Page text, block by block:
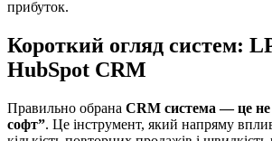
прибуток.
Короткий огляд систем:
HubSpot CRM
Правильно обрана CRM система — це не
софт”. Це інструмент, який напряму